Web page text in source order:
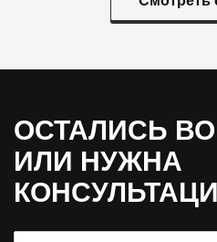
ОСТАЛИСЬ
ИЛИ НУЖНА